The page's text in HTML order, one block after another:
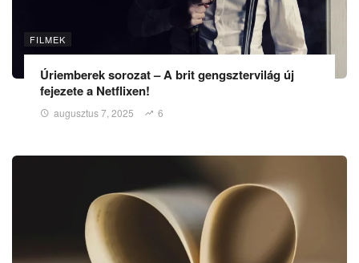
FILMEK
Úriemberek sorozat – A brit gengsztervilág új
fejezete a Netflixen!
augusztus 7, 2025 6